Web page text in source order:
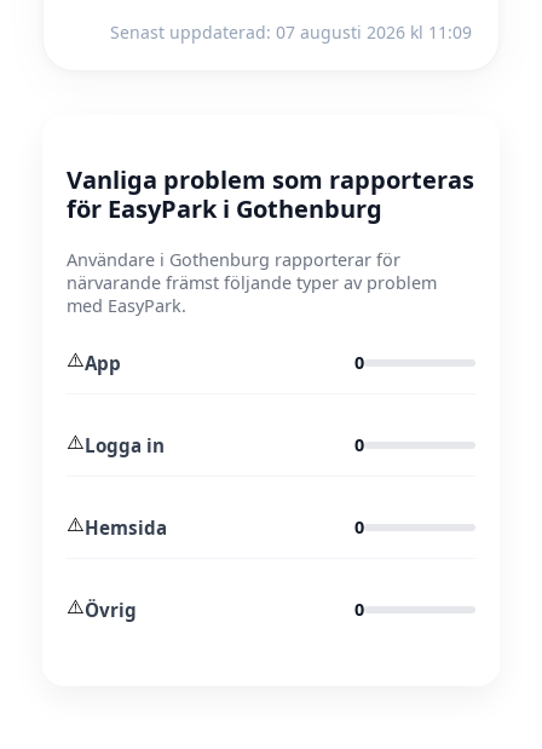
Senast uppdaterad: 07 augusti 2026 kl 11:09
Vanliga problem som rapporteras
för EasyPark i Gothenburg
Användare i Gothenburg rapporterar för
närvarande främst följande typer av problem
med EasyPark.
⚠️App 0
⚠️Logga in 0
⚠️Hemsida 0
⚠️Övrig 0